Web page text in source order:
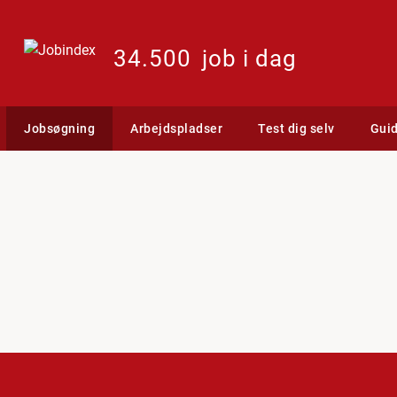
34.500 job i dag
Jobsøgning Arbejdspladser Test dig selv